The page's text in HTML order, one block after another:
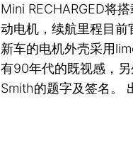
Mini RECHARGED将
动电机，续航里程目前
新车的电机外壳采用
有90年代的既视感，
Smith的题字及签名。